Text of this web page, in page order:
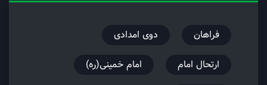
فراهان
دوی امدادی
ارتحال امام
امام خمینی(ره)